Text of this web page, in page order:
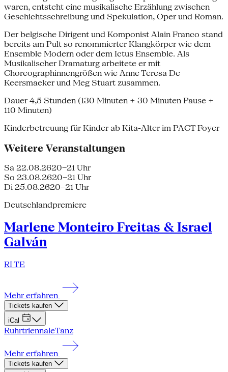
waren, entsteht eine musikalische Erzählung zwischen
Geschichtsschreibung und Spekulation, Oper und Roman.
Der belgische Dirigent und Komponist Alain Franco stand
bereits am Pult so renommierter Klangkörper wie dem
Ensemble Modern oder dem Ictus Ensem­ble. Als
Musikalischer Dramaturg arbeitete er mit
Choreographinnengrößen wie Anne Teresa De
Keersmaeker und Meg Stuart zusammen.
Dauer 4,5 Stunden (130 Minuten + 30 Minuten Pause +
110 Minuten)
Kinderbetreuung für Kinder ab Kita-Alter im PACT Foyer
Weitere Veranstaltungen
Sa 22.08.2620–21 Uhr
So 23.08.2620–21 Uhr
Di 25.08.2620–21 Uhr
Deutschlandpremiere
Marlene Monteiro Freitas & Israel
Galván
RI TE
Mehr erfahren
Tickets kaufen
iCal
RuhrtriennaleTanz
Mehr erfahren
Tickets kaufen